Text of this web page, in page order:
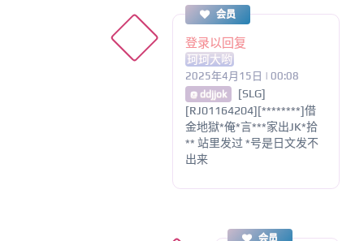
会员
登录以回复
珂珂大哟
2025年4月15日 | 00:08
@ ddjjok
[SLG]
[RJ01164204][********]借
金地獄*俺*言***家出JK*拾
** 站里发过 *号是日文发不
出来